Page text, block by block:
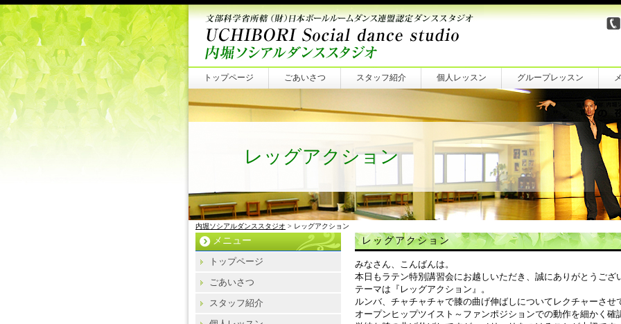
トップページ ごあいさつ スタッフ紹介 個人レッスン グループレッスン
レッグアクション
内堀ソシアルダンススタジオ > レッグアクション
レッグアクション
みなさん、こんばんは。
本日もラテン特別講習会にお越しいただき、誠にありがとうござ
テーマは『レッグアクション』。
ルンバ、チャチャチャで膝の曲げ伸ばしについてレクチャーさせ
オープンヒップツイスト～ファンポジションでの動作を細かく確
メニュー
トップページ
ごあいさつ
スタッフ紹介